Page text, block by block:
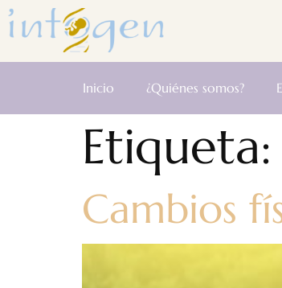
Inicio ¿Quiénes somos?
Etiqueta:
Cambios